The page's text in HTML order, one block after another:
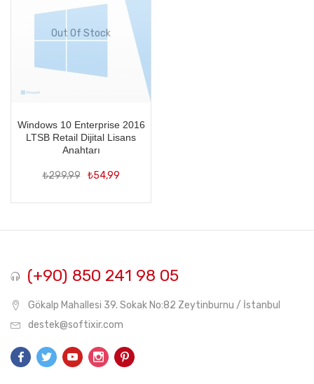
Şifremi Unuttum
Out Of Stock
Windows 10 Enterprise 2016
LTSB Retail Dijital Lisans
Anahtarı
₺299,99 Orijinal
fiyat:
₺299,99.
₺54,99Şu
fiyat:
₺54,99.
(+90) 850 241 98 05
Gökalp Mahallesi 39. Sokak No:82 Zeytinburnu / İstanbul
destek@softixir.com